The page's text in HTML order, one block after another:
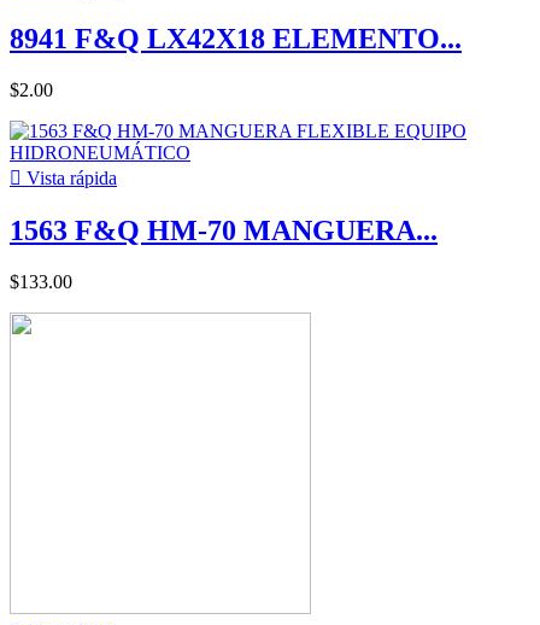
8941 F&Q LX42X18 ELEMENTO...
$2.00
 Vista rápida
1563 F&Q HM-70 MANGUERA...
$133.00